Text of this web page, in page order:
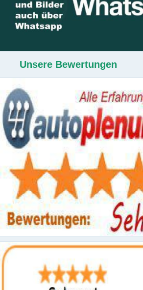
Unsere Bewertungen